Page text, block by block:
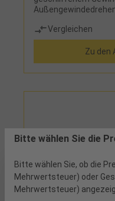
Vergleichen
Zu den
Bitte wählen Sie die
Bitte wählen Sie, ob die
Mehrwertsteuer) oder
Mehrwertsteuer)